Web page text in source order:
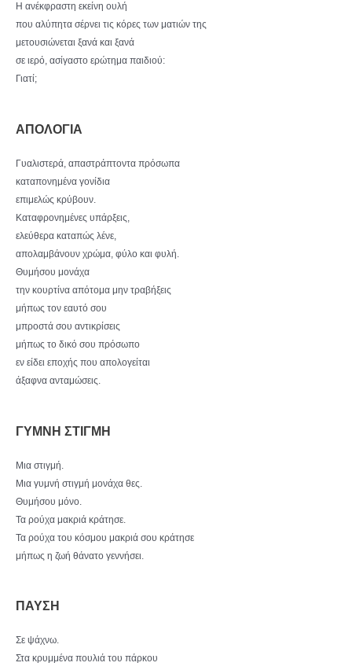
Η ανέκφραστη εκείνη ουλή
που αλύπητα σέρνει τις κόρες των ματιών της
μετουσιώνεται ξανά και ξανά
σε ιερό, ασίγαστο ερώτημα παιδιού:
Γιατί;
ΑΠΟΛΟΓΙΑ
Γυαλιστερά, απαστράπτοντα πρόσωπα
καταπονημένα γονίδια
επιμελώς κρύβουν.
Καταφρονημένες υπάρξεις,
ελεύθερα καταπώς λένε,
απολαμβάνουν χρώμα, φύλο και φυλή.
Θυμήσου μονάχα
την κουρτίνα απότομα μην τραβήξεις
μήπως τον εαυτό σου
μπροστά σου αντικρίσεις
μήπως το δικό σου πρόσωπο
εν είδει εποχής που απολογείται
άξαφνα ανταμώσεις.
ΓΥΜΝΗ ΣΤΙΓΜΗ
Μια στιγμή.
Μια γυμνή στιγμή μονάχα θες.
Θυμήσου μόνο.
Τα ρούχα μακριά κράτησε.
Τα ρούχα του κόσμου μακριά σου κράτησε
μήπως η ζωή θάνατο γεννήσει.
ΠΑΥΣΗ
Σε ψάχνω.
Στα κρυμμένα πουλιά του πάρκου